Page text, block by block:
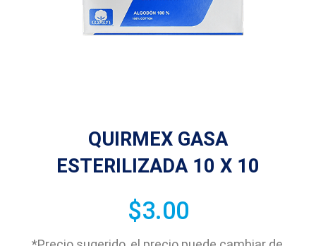
QUIRMEX GASA
ESTERILIZADA 10 X 10
$3.00